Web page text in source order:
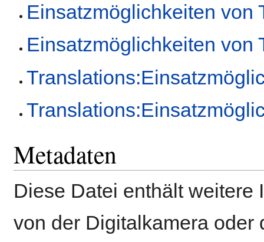
Einsatzmöglichkeiten von
Einsatzmöglichkeiten von
Metadaten
Diese Datei enthält weitere
von der Digitalkamera oder